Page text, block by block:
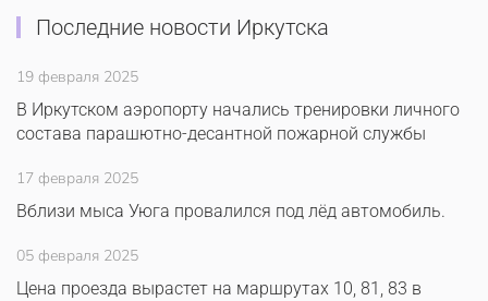
Последние новости Иркутска
19 февраля 2025
В Иркутском аэропорту начались тренировки личного
состава парашютно-десантной пожарной службы
17 февраля 2025
Вблизи мыса Уюга провалился под лёд автомобиль.
05 февраля 2025
Цена проезда вырастет на маршрутах 10, 81, 83 в